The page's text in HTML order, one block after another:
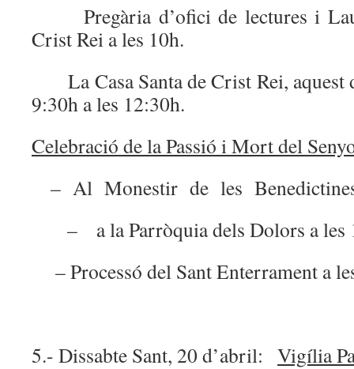
Pregària d’ofici de lectures i
Crist Rei a les 10h.
La Casa Santa de Crist Rei, aquest
9:30h a les 12:30h.
Celebració de la Passió i Mort del
– Al Monestir de les
– a la Parròquia dels Dolors a les
– Processó del Sant Enterrament a
5.- Dissabte Sant, 20 d’abril: Vigília